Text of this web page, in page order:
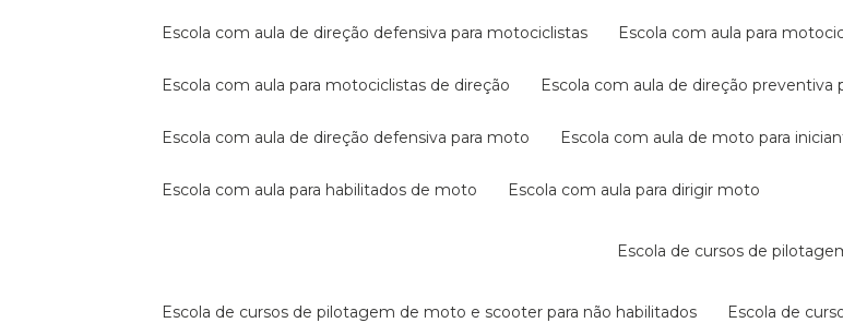
escola com aula de direção defensiva para motociclistas escola com aula para
escola com aula para motociclistas de direção escola com aula de direção preventiva
escola com aula de direção defensiva para moto escola com aula de moto para
escola com aula para habilitados de moto escola com aula para dirigir moto
escola de cursos de
escola de cursos de pilotagem de moto e scooter para não habilitados escola de